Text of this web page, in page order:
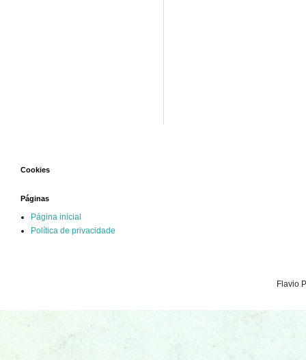
Cookies
Páginas
Página inicial
Política de privacidade
Flavio